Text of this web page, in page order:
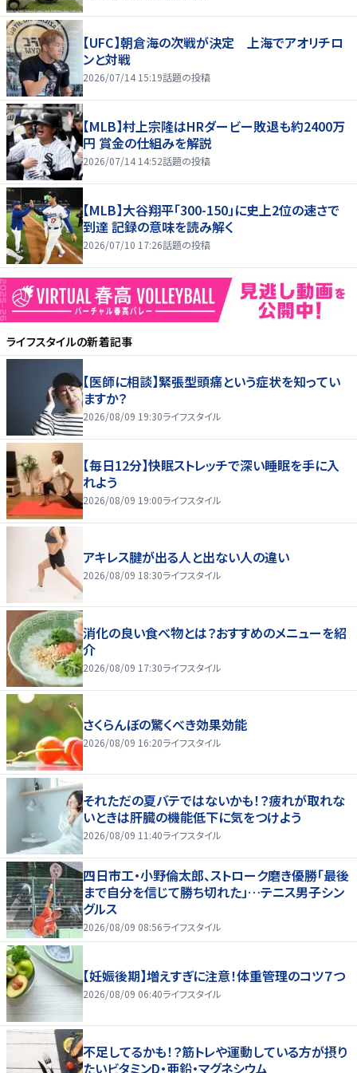
【UFC】朝倉海の次戦が決定 上海でアオリチロ
ンと対戦
2026/07/14 15:19話題の投稿
【MLB】村上宗隆はHRダービー敗退も約2400万
円 賞金の仕組みを解説
2026/07/14 14:52話題の投稿
【MLB】大谷翔平「300-150」に史上2位の速さで
到達 記録の意味を読み解く
2026/07/10 17:26話題の投稿
ライフスタイルの新着記事
【医師に相談】緊張型頭痛という症状を知ってい
ますか？
2026/08/09 19:30ライフスタイル
【毎日12分】快眠ストレッチで深い睡眠を手に入
れよう
2026/08/09 19:00ライフスタイル
アキレス腱が出る人と出ない人の違い
2026/08/09 18:30ライフスタイル
消化の良い食べ物とは？おすすめのメニューを紹
介
2026/08/09 17:30ライフスタイル
さくらんぼの驚くべき効果効能
2026/08/09 16:20ライフスタイル
それただの夏バテではないかも！？疲れが取れな
いときは肝臓の機能低下に気をつけよう
2026/08/09 11:40ライフスタイル
四日市工・小野倫太郎、ストローク磨き優勝「最後
まで自分を信じて勝ち切れた」…テニス男子シン
グルス
2026/08/09 08:56ライフスタイル
【妊娠後期】増えすぎに注意！体重管理のコツ７つ
2026/08/09 06:40ライフスタイル
不足してるかも！？筋トレや運動している方が摂り
たいビタミンD・亜鉛・マグネシウム